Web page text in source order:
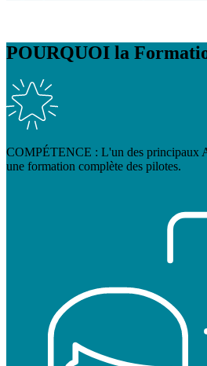
POURQUOI la
COMPÉTENCE : L'un des principaux
une formation complète des pilotes.